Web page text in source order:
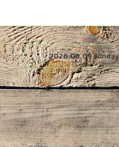
2026.08.09 Sunday